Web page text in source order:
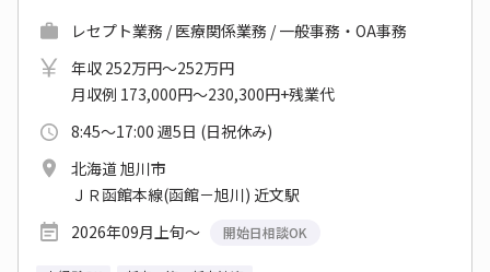
レセプト業務 / 医療関係業務 / 一般事務・OA事務
年収 252万円～252万円
月収例 173,000円～230,300円+残業代
8:45～17:00 週5日 (日祝休み)
北海道 旭川市
ＪＲ函館本線(函館－旭川) 近文駅
2026年09月上旬～
開始日相談OK